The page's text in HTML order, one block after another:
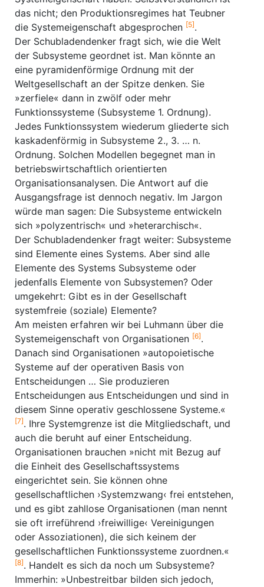
das nicht; den Produktionsregimes hat Teubner
die Systemeigenschaft abgesprochen [5].
Der Schubladendenker fragt sich, wie die Welt
der Subsysteme geordnet ist. Man könnte an
eine pyramidenförmige Ordnung mit der
Weltgesellschaft an der Spitze denken. Sie
»zerfiele« dann in zwölf oder mehr
Funktionssysteme (Subsysteme 1. Ordnung).
Jedes Funktionssystem wiederum gliederte sich
kaskadenförmig in Subsysteme 2., 3. … n.
Ordnung. Solchen Modellen begegnet man in
betriebswirtschaftlich orientierten
Organisationsanalysen. Die Antwort auf die
Ausgangsfrage ist dennoch negativ. Im Jargon
würde man sagen: Die Subsysteme entwickeln
sich »polyzentrisch« und »heterarchisch«.
Der Schubladendenker fragt weiter: Subsysteme
sind Elemente eines Systems. Aber sind alle
Elemente des Systems Subsysteme oder
jedenfalls Elemente von Subsystemen? Oder
umgekehrt: Gibt es in der Gesellschaft
systemfreie (soziale) Elemente?
Am meisten erfahren wir bei Luhmann über die
Systemeigenschaft von Organisationen [6].
Danach sind Organisationen »autopoietische
Systeme auf der operativen Basis von
Entscheidungen … Sie produzieren
Entscheidungen aus Entscheidungen und sind in
diesem Sinne operativ geschlossene Systeme.«
[7]. Ihre Systemgrenze ist die Mitgliedschaft, und
auch die beruht auf einer Entscheidung.
Organisationen brauchen »nicht mit Bezug auf
die Einheit des Gesellschaftssystems
eingerichtet sein. Sie können ohne
gesellschaftlichen ›Systemzwang‹ frei entstehen,
und es gibt zahllose Organisationen (man nennt
sie oft irreführend ›freiwillige‹ Vereinigungen
oder Assoziationen), die sich keinem der
gesellschaftlichen Funktionssysteme zuordnen.«
[8]. Handelt es sich da noch um Subsysteme?
Immerhin: »Unbestreitbar bilden sich jedoch,